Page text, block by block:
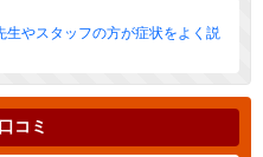
やスタッフの方が症状をよく説
コミ